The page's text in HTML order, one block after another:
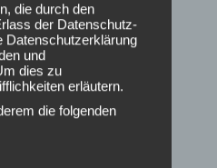
die durch den
der Datenschutz-
Datenschutzerklärung
und
dies zu
erläutern.
die folgenden